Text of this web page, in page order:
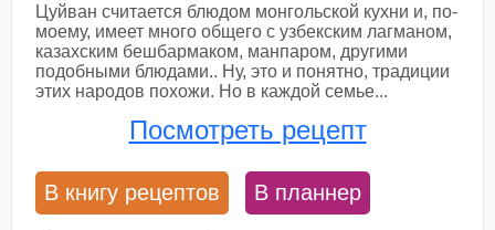
Цуйван считается блюдом монгольской кухни и, по-
моему, имеет много общего с узбекским лагманом,
казахским бешбармаком, манпаром, другими
подобными блюдами.. Ну, это и понятно, традиции
этих народов похожи. Но в каждой семье...
Посмотреть рецепт
В книгу рецептов В планнер